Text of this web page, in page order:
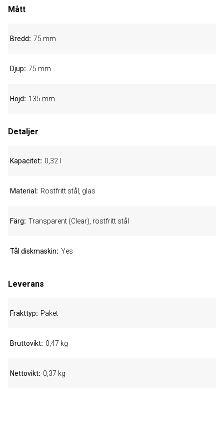
Mått
Bredd 75 mm
Djup 75 mm
Höjd 135 mm
Detaljer
Kapacitet 0,32 l
Material Rostfritt stål, glas
Färg Transparent (Clear), rostfritt stål
Tål diskmaskin Yes
Leverans
Frakttyp Paket
Bruttovikt 0,47 kg
Nettovikt 0,37 kg